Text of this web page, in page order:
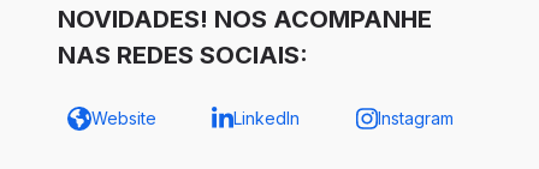
NOVIDADES! NOS ACOMPANHE
NAS REDES SOCIAIS:
Website LinkedIn Instagram